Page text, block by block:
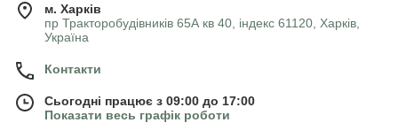
м. Харків
пр Тракторобудівників 65А кв 40, індекс 61120, Харків,
Україна
Контакти
Сьогодні працює з 09:00 до 17:00
Показати весь графік роботи